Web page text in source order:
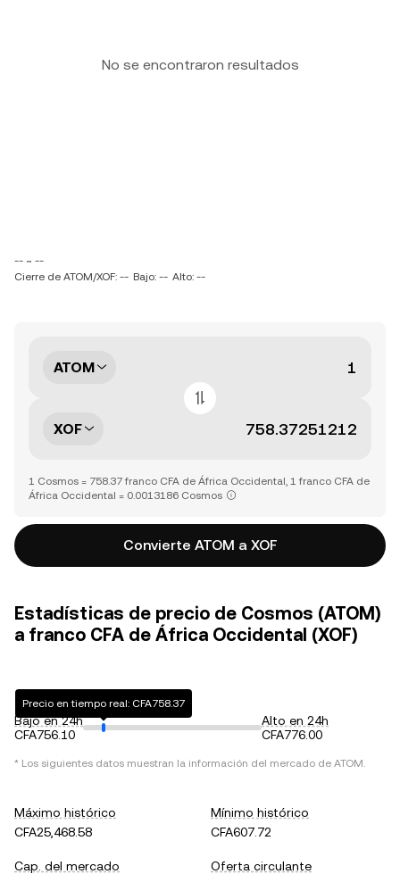
No se encontraron resultados
-- ~ --
Cierre de ATOM/XOF: -- Bajo: -- Alto: --
ATOM
XOF
1 Cosmos = 758.37 franco CFA de África Occidental, 1 franco CFA de
África Occidental = 0.0013186 Cosmos
Convierte ATOM a XOF
Estadísticas de precio de Cosmos (ATOM)
a franco CFA de África Occidental (XOF)
Bajo en 24h
CFA756.10
Precio en tiempo real: CFA758.37
Alto en 24h
CFA776.00
* Los siguientes datos muestran la información del mercado de ATOM.
Máximo histórico
CFA25,468.58
Mínimo histórico
CFA607.72
Cap. del mercado
Oferta circulante